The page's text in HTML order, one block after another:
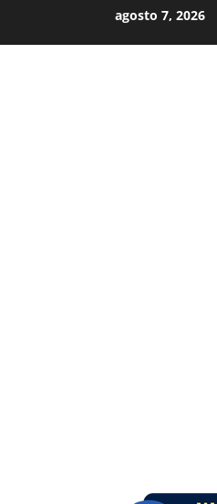
agosto 7, 2026